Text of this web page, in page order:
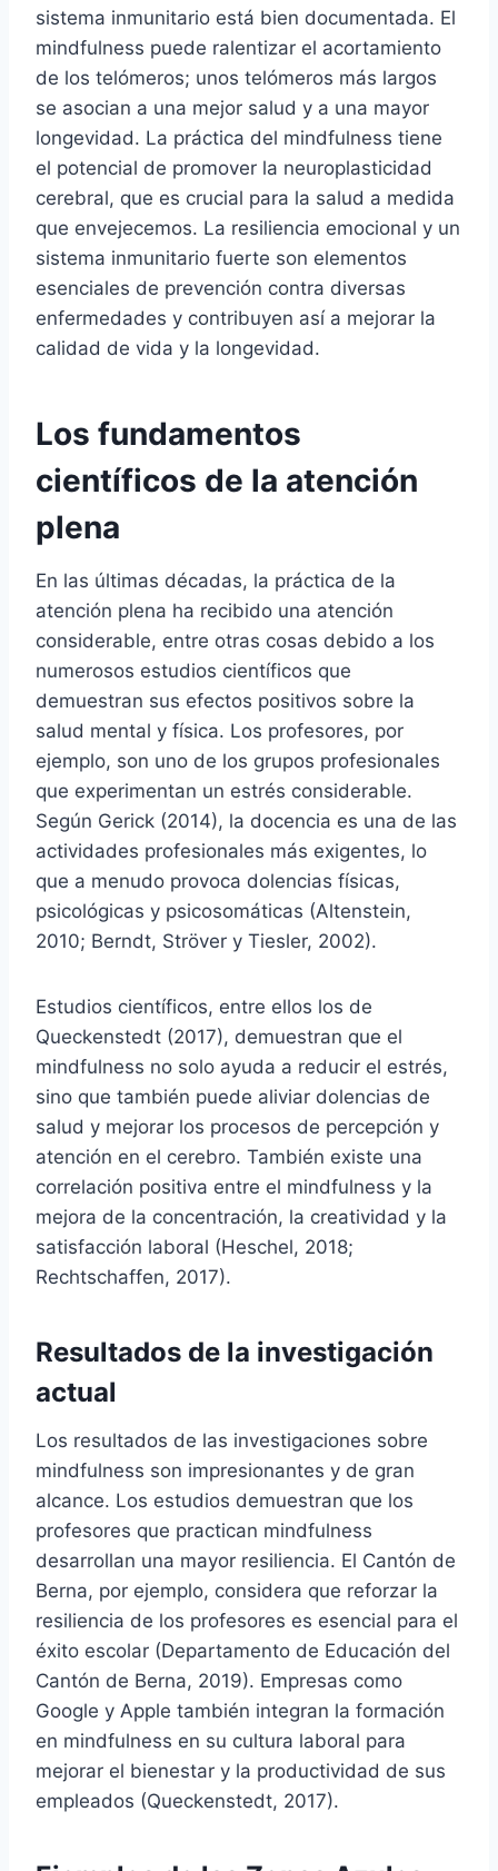
sistema inmunitario está bien documentada. El
mindfulness puede ralentizar el acortamiento
de los telómeros; unos telómeros más largos
se asocian a una mejor salud y a una mayor
longevidad. La práctica del mindfulness tiene
el potencial de promover la neuroplasticidad
cerebral, que es crucial para la salud a medida
que envejecemos. La resiliencia emocional y un
sistema inmunitario fuerte son elementos
esenciales de prevención contra diversas
enfermedades y contribuyen así a mejorar la
calidad de vida y la longevidad.
Los fundamentos
científicos de la atención
plena
En las últimas décadas, la práctica de la
atención plena ha recibido una atención
considerable, entre otras cosas debido a los
numerosos estudios científicos que
demuestran sus efectos positivos sobre la
salud mental y física. Los profesores, por
ejemplo, son uno de los grupos profesionales
que experimentan un estrés considerable.
Según Gerick (2014), la docencia es una de las
actividades profesionales más exigentes, lo
que a menudo provoca dolencias físicas,
psicológicas y psicosomáticas (Altenstein,
2010; Berndt, Ströver y Tiesler, 2002).
Estudios científicos, entre ellos los de
Queckenstedt (2017), demuestran que el
mindfulness no solo ayuda a reducir el estrés,
sino que también puede aliviar dolencias de
salud y mejorar los procesos de percepción y
atención en el cerebro. También existe una
correlación positiva entre el mindfulness y la
mejora de la concentración, la creatividad y la
satisfacción laboral (Heschel, 2018;
Rechtschaffen, 2017).
Resultados de la investigación
actual
Los resultados de las investigaciones sobre
mindfulness son impresionantes y de gran
alcance. Los estudios demuestran que los
profesores que practican mindfulness
desarrollan una mayor resiliencia. El Cantón de
Berna, por ejemplo, considera que reforzar la
resiliencia de los profesores es esencial para el
éxito escolar (Departamento de Educación del
Cantón de Berna, 2019). Empresas como
Google y Apple también integran la formación
en mindfulness en su cultura laboral para
mejorar el bienestar y la productividad de sus
empleados (Queckenstedt, 2017).